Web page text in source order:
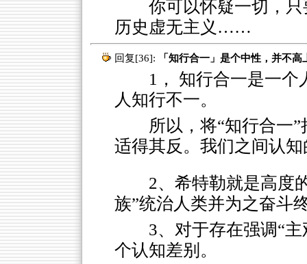
你可以怀疑一切，
历史虚无主义……
回复[36]: 「知行合一」是个中性，并不高
1， 知行合一是一个
人知行不一。
所以，将“知行合一
适得其反。我们之间认
2、希特勒就是高度
族”统治人类并为之奋斗
3、对于存在强调“
个认知差别。